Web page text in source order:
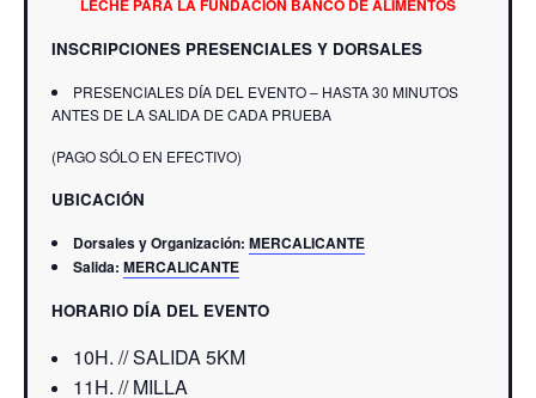
LECHE PARA LA FUNDACIÓN BANCO DE ALIMENTOS
INSCRIPCIONES PRESENCIALES Y DORSALES
PRESENCIALES DÍA DEL EVENTO – HASTA 30 MINUTOS
ANTES DE LA SALIDA DE CADA PRUEBA
(PAGO SÓLO EN EFECTIVO)
UBICACIÓN
Dorsales y Organización: MERCALICANTE
Salida: MERCALICANTE
HORARIO DÍA DEL EVENTO
10H. // SALIDA 5KM
11H. // MILLA